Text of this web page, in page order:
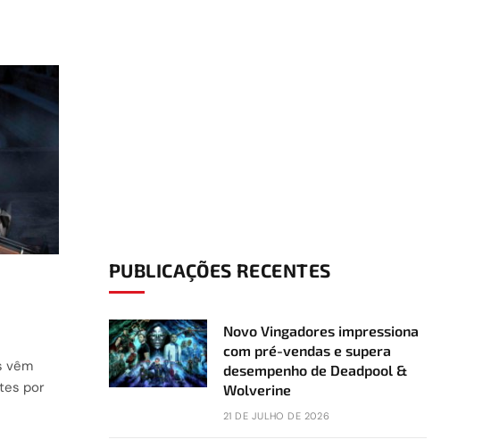
vêm
por
PUBLICAÇÕES RECENTES
Novo Vingadores impressiona
com pré-vendas e supera
desempenho de Deadpool &
Wolverine
21 DE JULHO DE 2026